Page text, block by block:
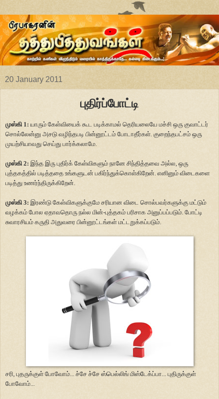
20 January 2011
புதிர்ப்போட்டி
முஸ்கி 1: யாரும் கேள்வியைக் கூட படிக்காமல் தெரியலையே மச்சி ஒரு குவாட்டர்
சொல்லேன்னு அசடு வழிந்தபடி பின்னூட்டம் போடாதீர்கள். குறைந்தபட்சம் ஒரு
முயற்சியாவது செய்து பார்க்கலாமே.
முஸ்கி 2: இந்த இரு புதிர்க் கேள்விகளும் நானே சிந்தித்தவை அல்ல, ஒரு
புத்தகத்தில் படித்ததை உங்களுடன் பகிர்ந்துக்கொள்கிறேன். எனினும் விடைகளை
படித்து உணர்ந்திருக்கிறேன்.
முஸ்கி 3: இரண்டு கேள்விகளுக்குமே சரியான விடை சொல்பவர்களுக்கு மட்டும்
வழக்கம் போல ஏதாவதொரு நல்ல மின்-புத்தகம் பரிசாக அனுப்பப்படும். போட்டி
சுவாரசியம் கருதி அதுவரை பின்னூட்டங்கள் மட்டறுக்கப்படும்.
சரி, புதருக்குள் போவோம்... ச்சே ச்சே ஸ்பெல்லிங் மிஸ்டேக்ப்பா... புதிருக்குள்
போவோம்...